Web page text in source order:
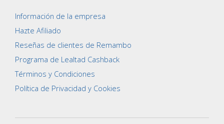
Información de la empresa
Hazte Afiliado
Reseñas de clientes de Remambo
Programa de Lealtad Cashback
Términos y Condiciones
Política de Privacidad y Cookies